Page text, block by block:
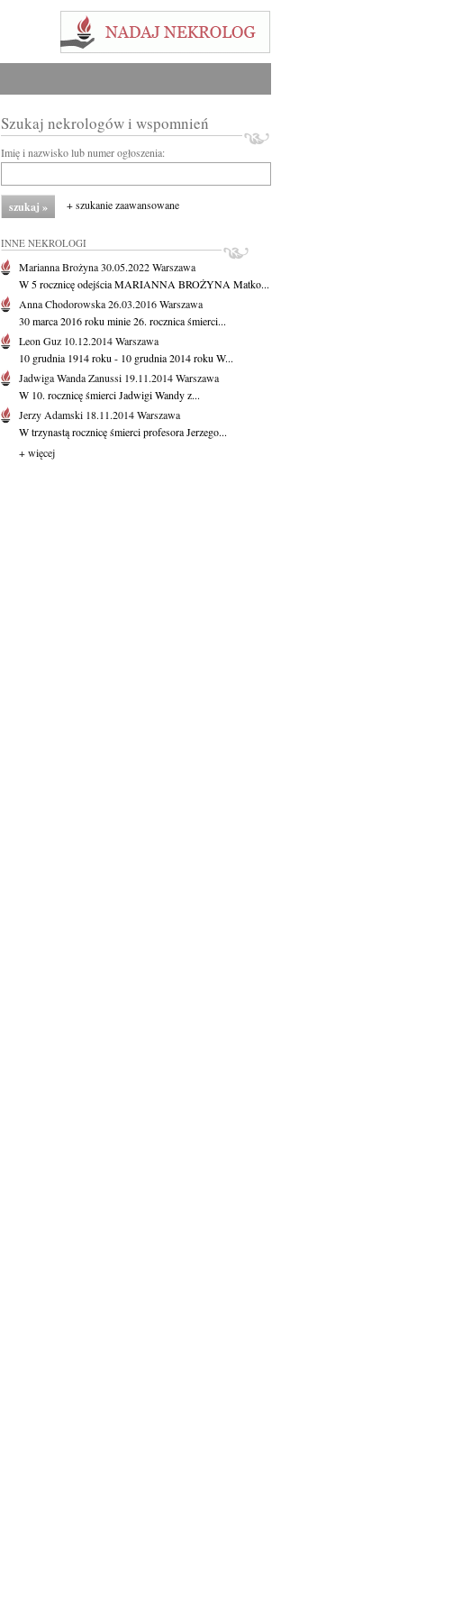
Szukaj nekrologów i wspomnień
Imię i nazwisko lub numer ogłoszenia:
+ szukanie zaawansowane
INNE NEKROLOGI
Marianna Brożyna30.05.2022Warszawa
W 5 rocznicę odejścia MARIANNA BROŻYNA Matko...
Anna Chodorowska26.03.2016Warszawa
30 marca 2016 roku minie 26. rocznica śmierci...
Leon Guz 10.12.2014Warszawa
10 grudnia 1914 roku - 10 grudnia 2014 roku W...
Jadwiga Wanda Zanussi 19.11.2014Warszawa
W 10. rocznicę śmierci Jadwigi Wandy z...
Jerzy Adamski 18.11.2014Warszawa
W trzynastą rocznicę śmierci profesora Jerzego...
+ więcej